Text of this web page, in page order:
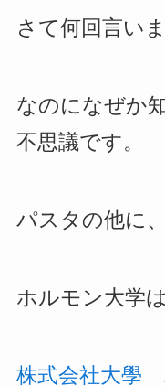
さて何回言い
なのになぜか
不思議です。
パスタの他に
ホルモン大学
株式会社大學